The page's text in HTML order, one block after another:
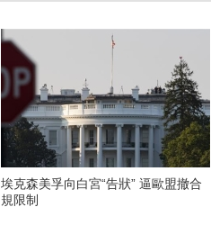
埃克森美孚向白宮“告狀” 逼歐盟撤合
規限制